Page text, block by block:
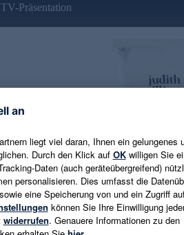
TV-Präsentation